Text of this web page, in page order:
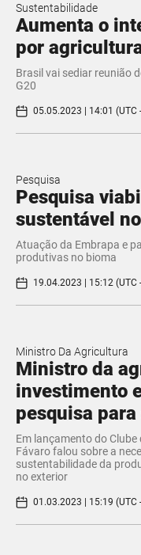
Sustentabilidade
Aumenta o
por
Brasil vai sediar reunião
G20
05.05.2023 | 14:01 (UTC
Pesquisa
Pesquisa
sustentável
Atuação da Embrapa e
produtivas no bioma
19.04.2023 | 15:12 (UTC
Ministro Da Agricultura
Ministro da
investimento
pesquisa
Em lançamento do
Fávaro falou sobre a
sustentabilidade da
no exterior
01.03.2023 | 15:19 (UTC